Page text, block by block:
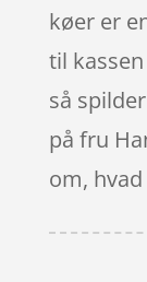
køer er
til
så
på fru
om,